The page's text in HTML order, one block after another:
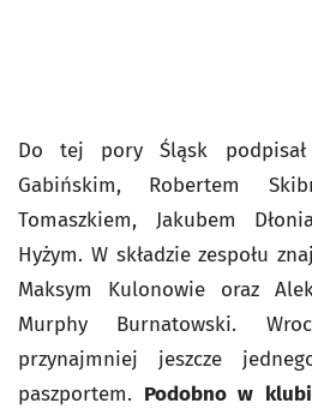
Do tej pory Śląsk podpisał
Gabińskim, Robertem
Tomaszkiem, Jakubem
Hyżym. W składzie zespołu
Maksym Kulonowie oraz
Murphy Burnatowski.
przynajmniej jeszcze
paszportem. Podobno w